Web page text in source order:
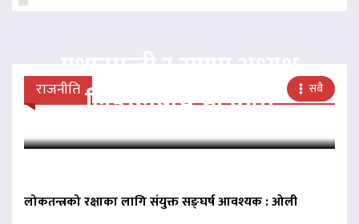
राजनीति सबै
प्रधानमन्त्री र राप्रपा अध्यक्ष
लिङदेनबीच भेटवार्ता
लोकतन्त्रको रक्षाका लागि संयुक्त सङ्घर्ष आवश्यक : ओली